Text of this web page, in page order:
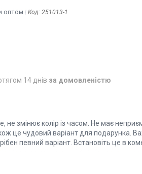
оптом Код: 251013-1
14 днів за домовленістю
не змінює колір із часом. Не має
це чудовий варіант для подарунка.
певний варіант. Встановіть це в